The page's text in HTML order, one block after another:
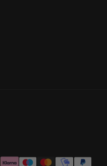
Nylongarn mit